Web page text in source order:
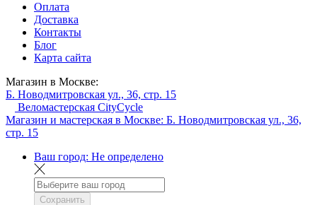
Оплата
Доставка
Контакты
Блог
Карта сайта
Магазин в Москве:
Б. Новодмитровская ул., 36, стр. 15
Веломастерская CityCycle
Магазин и мастерская в Москве: Б. Новодмитровская ул., 36,
стр. 15
Ваш город: Не определено
Сохранить